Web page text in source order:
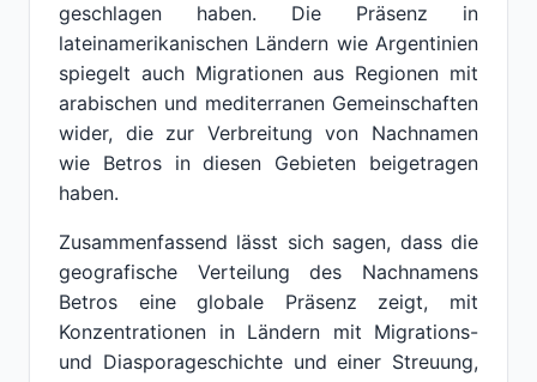
geschlagen haben. Die Präsenz in
lateinamerikanischen Ländern wie Argentinien
spiegelt auch Migrationen aus Regionen mit
arabischen und mediterranen Gemeinschaften
wider, die zur Verbreitung von Nachnamen
wie Betros in diesen Gebieten beigetragen
haben.
Zusammenfassend lässt sich sagen, dass die
geografische Verteilung des Nachnamens
Betros eine globale Präsenz zeigt, mit
Konzentrationen in Ländern mit Migrations-
und Diasporageschichte und einer Streuung,